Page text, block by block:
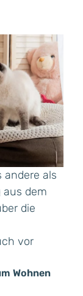
andere als
aus dem
die
vor
Wohnen